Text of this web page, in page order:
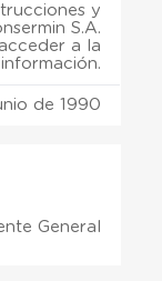
y
S.A.
a la
información.
de 1990
General